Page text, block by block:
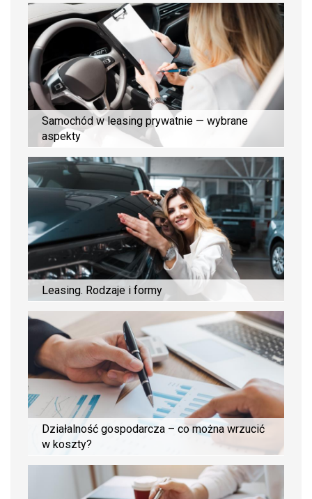
Samochód w leasing prywatnie — wybrane
aspekty
Leasing. Rodzaje i formy
Działalność gospodarcza – co można wrzucić
w koszty?